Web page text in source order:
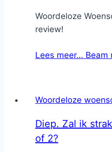
Woordeloze
review!
Lees meer… Beam
Woordeloze
Diep. Zal ik
of 2?